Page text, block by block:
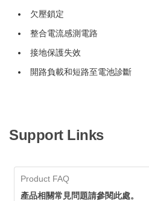
欠壓鎖定
整合電流感測電路
接地保護失效
開路負載和短路至電池診斷
Support Links
Product FAQ
產品相關常見問題請參閱此處。